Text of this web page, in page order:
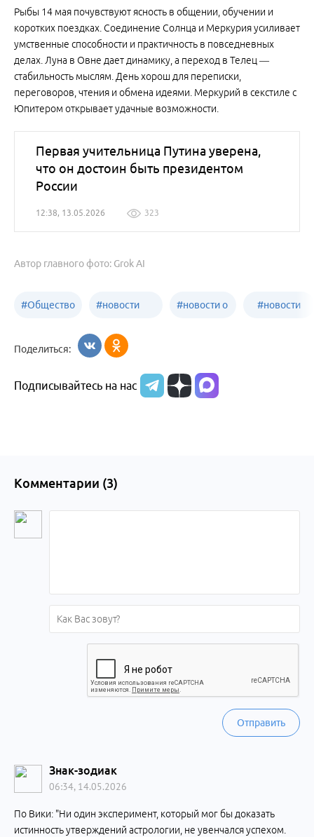
Рыбы 14 мая почувствуют ясность в общении, обучении и
коротких поездках. Соединение Солнца и Меркурия усиливает
умственные способности и практичность в повседневных
делах. Луна в Овне дает динамику, а переход в Телец —
стабильность мыслям. День хорош для переписки,
переговоров, чтения и обмена идеями. Меркурий в секстиле с
Юпитером открывает удачные возможности.
Первая учительница Путина уверена,
что он достоин быть президентом
России
12:38, 13.05.2026 323
Автор главного фото: Grok AI
#Общество #новости
образования
#новости о
Алтайского
#новости
Поделиться:
Подписывайтесь на нас
Комментарии (3)
Отправить
Знак-зодиак
06:34, 14.05.2026
По Вики: "Ни один эксперимент, который мог бы доказать
истинность утверждений астрологии, не увенчался успехом.